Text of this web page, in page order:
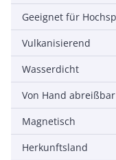
Vulkanisierend
Wasserdicht
Von Hand abreißbar
Magnetisch
Herkunftsland